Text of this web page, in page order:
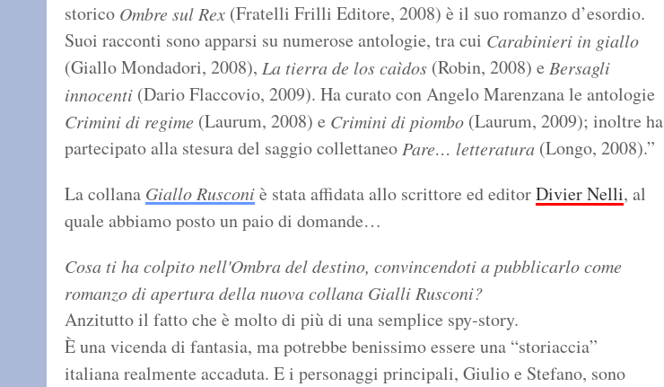
storico Ombre sul Rex (Fratelli Frilli Editore, 2008) è il suo romanzo d’esordio.
Suoi racconti sono apparsi su numerose antologie, tra cui Carabinieri in giallo
(Giallo Mondadori, 2008), La tierra de los caìdos (Robin, 2008) e Bersagli
innocenti (Dario Flaccovio, 2009). Ha curato con Angelo Marenzana le antologie
Crimini di regime (Laurum, 2008) e Crimini di piombo (Laurum, 2009); inoltre ha
partecipato alla stesura del saggio collettaneoPare… letteratura (Longo, 2008).”
La collana Giallo Rusconiè stata affidata allo scrittore ed editorDivier Nelli, al
quale abbiamo posto un paio di domande…
Cosa ti ha colpito nell'Ombra del destino, convincendoti a pubblicarlo come
romanzo di apertura della nuova collana Gialli Rusconi?
Anzitutto il fatto che è molto di più di una semplice spy-story.
È una vicenda di fantasia, ma potrebbe benissimo essere una “storiaccia”
italiana realmente accaduta. E i personaggi principali, Giulio e Stefano, sono